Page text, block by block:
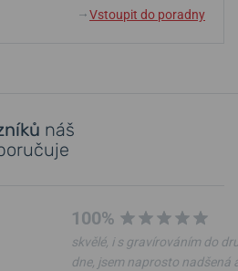
↓ Vstoupit do poradny
náš
100%
skvělé, i s gravírováním do
dne, jsem naprosto nadšená